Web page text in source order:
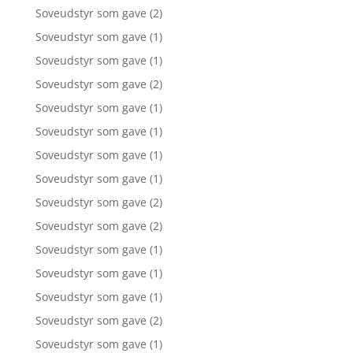
Soveudstyr som gave (2)
Soveudstyr som gave (1)
Soveudstyr som gave (1)
Soveudstyr som gave (2)
Soveudstyr som gave (1)
Soveudstyr som gave (1)
Soveudstyr som gave (1)
Soveudstyr som gave (1)
Soveudstyr som gave (2)
Soveudstyr som gave (2)
Soveudstyr som gave (1)
Soveudstyr som gave (1)
Soveudstyr som gave (1)
Soveudstyr som gave (2)
Soveudstyr som gave (1)